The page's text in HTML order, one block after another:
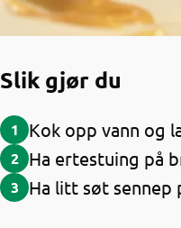
Slik gjør du
1 Kok opp vann og
2 Ha ertestuing på
3 Ha litt søt sennep